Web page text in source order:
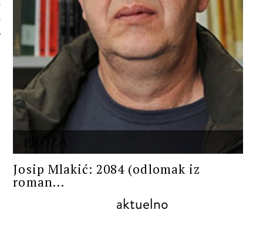
Josip Mlakić: 2084 (odlomak iz
roman...
aktuelno